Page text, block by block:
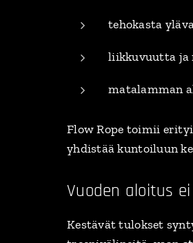
tehokasta
liikkuvuutta ja
matalamman
Flow Rope toimii
yhdistää kuntoiluun
Vuoden aloitus
Kestävät tulokset